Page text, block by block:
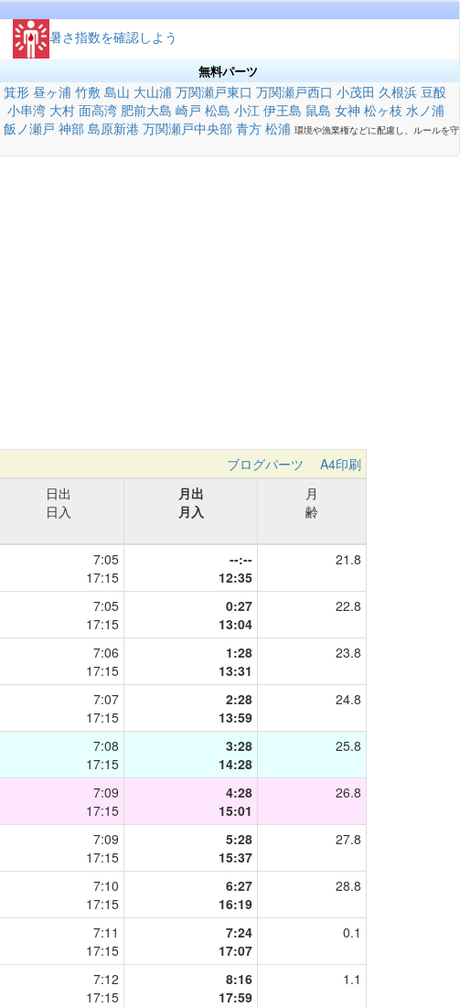
暑さ指数を確認しよう
無料パーツ
箕形 昼ヶ浦 竹敷 島山 大山浦 万関瀬戸東口 万関瀬戸西口 小茂田 久根浜 豆酘
小串湾 大村 面高湾 肥前大島 崎戸 松島 小江 伊王島 鼠島 女神 松ヶ枝 水ノ浦
飯ノ瀬戸 神部 島原新港 万関瀬戸中央部 青方 松浦 環境や漁業権などに配慮し、ルールを守
ブログパーツ
A4印刷
日出
日入
月出
月入
月
齢
7:05
17:15
--:--
12:35
21.8
7:05
17:15
0:27
13:04
22.8
7:06
17:15
1:28
13:31
23.8
7:07
17:15
2:28
13:59
24.8
7:08
17:15
3:28
14:28
25.8
7:09
17:15
4:28
15:01
26.8
7:09
17:15
5:28
15:37
27.8
7:10
17:15
6:27
16:19
28.8
7:11
17:15
7:24
17:07
0.1
7:12
17:15
8:16
17:59
1.1